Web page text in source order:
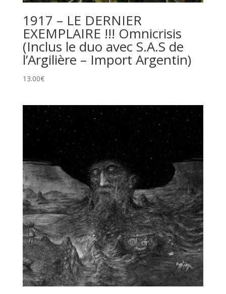
1917 – LE DERNIER
EXEMPLAIRE !!! Omnicrisis
(Inclus le duo avec S.A.S de
l’Argilière – Import Argentin)
13.00€